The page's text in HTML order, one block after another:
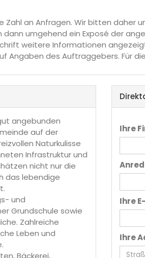
an Anfragen. Wir bitten
umgehend ein Exposé der
weitere Informationen
des Auftraggebers. Für
angebunden
auf der
Naturkulisse
Infrastruktur und
nicht nur die
das lebendige
und
Grundschule sowie
Zahlreiche
Leben und
Bäckerei,
Ihre
Ihre
Ihre